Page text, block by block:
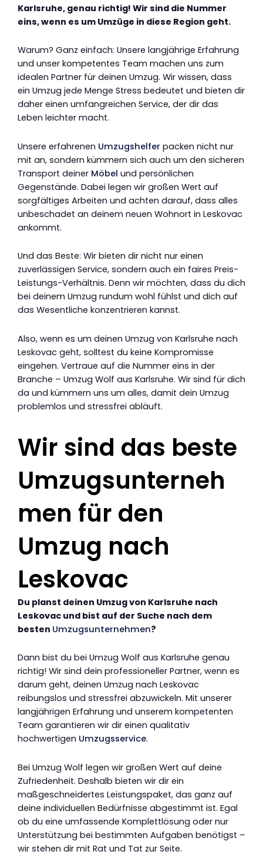
Karlsruhe, genau richtig! Wir sind die Nummer
eins, wenn es um Umzüge in diese Region geht.
Warum? Ganz einfach: Unsere langjährige Erfahrung
und unser kompetentes Team machen uns zum
idealen Partner für deinen Umzug. Wir wissen, dass
ein Umzug jede Menge Stress bedeutet und bieten dir
daher einen umfangreichen Service, der dir das
Leben leichter macht.
Unsere erfahrenen Umzugshelfer packen nicht nur
mit an, sondern kümmern sich auch um den sicheren
Transport deiner Möbel und persönlichen
Gegenstände. Dabei legen wir großen Wert auf
sorgfältiges Arbeiten und achten darauf, dass alles
unbeschadet an deinem neuen Wohnort in Leskovac
ankommt.
Und das Beste: Wir bieten dir nicht nur einen
zuverlässigen Service, sondern auch ein faires Preis-
Leistungs-Verhältnis. Denn wir möchten, dass du dich
bei deinem Umzug rundum wohl fühlst und dich auf
das Wesentliche konzentrieren kannst.
Also, wenn es um deinen Umzug von Karlsruhe nach
Leskovac geht, solltest du keine Kompromisse
eingehen. Vertraue auf die Nummer eins in der
Branche – Umzug Wolf aus Karlsruhe. Wir sind für dich
da und kümmern uns um alles, damit dein Umzug
problemlos und stressfrei abläuft.
Wir sind das beste
Umzugsunterneh
men für den
Umzug nach
Leskovac
Du planst deinen Umzug von Karlsruhe nach
Leskovac und bist auf der Suche nach dem
besten Umzugsunternehmen?
Dann bist du bei Umzug Wolf aus Karlsruhe genau
richtig! Wir sind dein professioneller Partner, wenn es
darum geht, deinen Umzug nach Leskovac
reibungslos und stressfrei abzuwickeln. Mit unserer
langjährigen Erfahrung und unserem kompetenten
Team garantieren wir dir einen qualitativ
hochwertigen Umzugsservice.
Bei Umzug Wolf legen wir großen Wert auf deine
Zufriedenheit. Deshalb bieten wir dir ein
maßgeschneidertes Leistungspaket, das ganz auf
deine individuellen Bedürfnisse abgestimmt ist. Egal
ob du eine umfassende Komplettlösung oder nur
Unterstützung bei bestimmten Aufgaben benötigst –
wir stehen dir mit Rat und Tat zur Seite.